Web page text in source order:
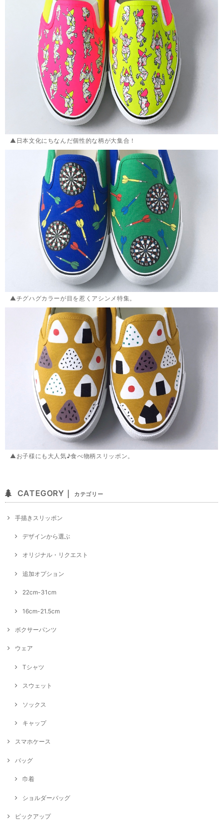
▲日本文化にちなんだ個性的な柄が大集合！
▲チグハグカラーが目を惹くアシンメ特集。
▲お子様にも大人気♪食べ物柄スリッポン。
CATEGORY｜ カテゴリー
手描きスリッポン
デザインから選ぶ
オリジナル・リクエスト
追加オプション
22cm-31cm
16cm-21.5cm
ボクサーパンツ
ウェア
Tシャツ
スウェット
ソックス
キャップ
スマホケース
バッグ
巾着
ショルダーバッグ
ピックアップ